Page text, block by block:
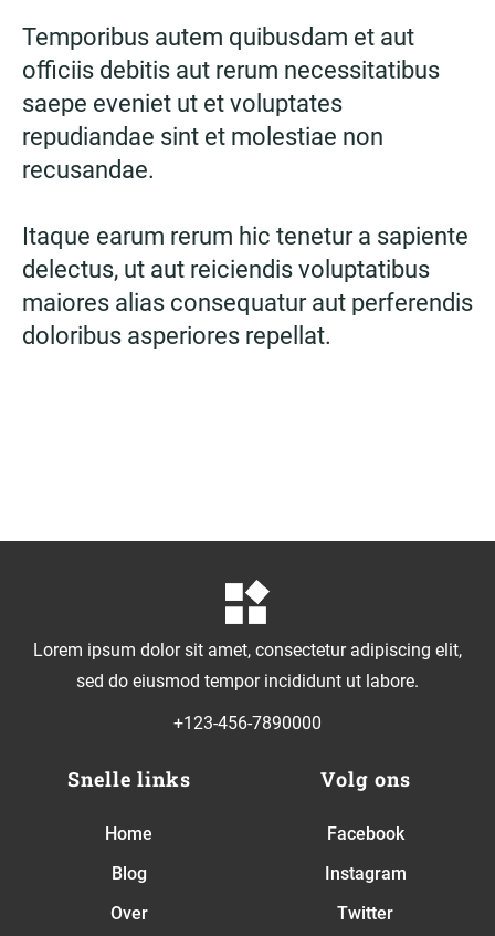
Temporibus autem quibusdam et aut
officiis debitis aut rerum necessitatibus
saepe eveniet ut et voluptates
repudiandae sint et molestiae non
recusandae.
Itaque earum rerum hic tenetur a sapiente
delectus, ut aut reiciendis voluptatibus
maiores alias consequatur aut perferendis
doloribus asperiores repellat.
Lorem ipsum dolor sit amet, consectetur adipiscing elit,
sed do eiusmod tempor incididunt ut labore.
+123-456-7890000
Snelle links
Home
Blog
Over
Volg ons
Facebook
Instagram
Twitter